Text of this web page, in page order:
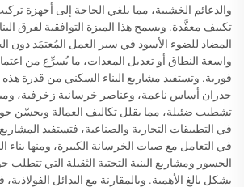
والدعائم الخشبية، مما يلغي الحاجة إلى أجهزة
تكييف معقَّدة. ويسمح هذا الميزة التوافقية لفرق
المضاد للضوء الأسود في سير العمل المُعتمَد دون
واسعة النطاق أو تعديل المعدات، ما يُسرِّع من
فورية. وتستفيد مشاريع البناء السكني من قدرة هذه
جدران أساس ناعمة، وعناصر خرسانية زخرفية،
تشطيب ضئيلة، مما يقلل تكاليف العمالة ويحسّن
في التطبيقات التجارية والصناعية، فتستفيد
في التعامل مع صبات الخرسانة الكبيرة، ومنها بناء
الجسور ومشاريع البنية التحتية الثقيلة التي
بشكل بالغ الأهمية. وبالمقارنة مع البدائل